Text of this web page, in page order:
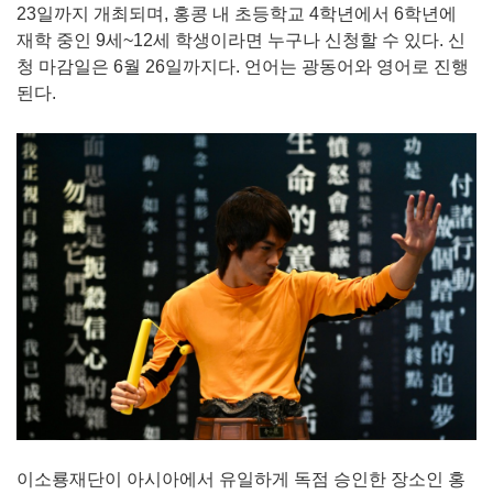
23일까지 개최되며, 홍콩 내 초등학교 4학년에서 6학년에
재학 중인 9세~12세 학생이라면 누구나 신청할 수 있다. 신
청 마감일은 6월 26일까지다. 언어는 광동어와 영어로 진행
된다.
이소룡재단이 아시아에서 유일하게 독점 승인한 장소인 홍